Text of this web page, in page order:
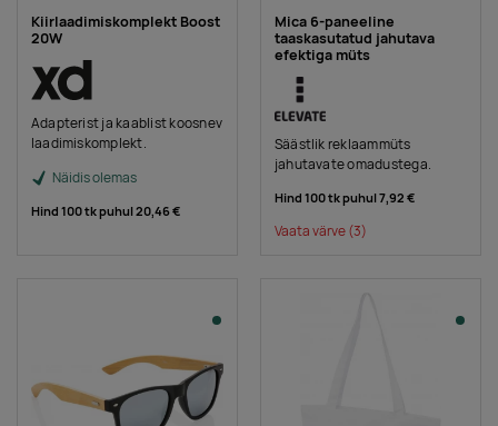
Kiirlaadimiskomplekt Boost
20W
Adapterist ja kaablist koosnev
laadimiskomplekt.
Näidis olemas
Hind 100 tk puhul20,46 €
Mica 6-paneeline
taaskasutatud jahutava
efektiga müts
Säästlik reklaammüts
jahutavate omadustega.
Hind 100 tk puhul7,92 €
Vaata värve(3)